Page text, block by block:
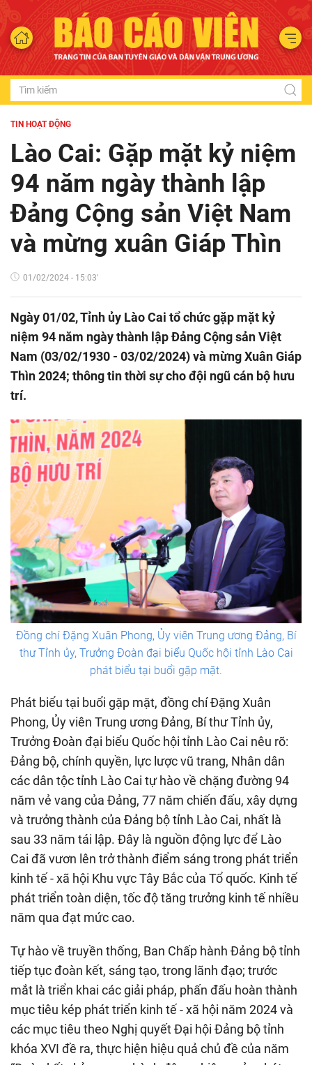
TIN HOẠT ĐỘNG
Lào Cai: Gặp mặt kỷ niệm
94 năm ngày thành lập
Đảng Cộng sản Việt Nam
và mừng xuân Giáp Thìn
01/02/2024 - 15:03'
Ngày 01/02, Tỉnh ủy Lào Cai tổ chức gặp mặt kỷ
niệm 94 năm ngày thành lập Đảng Cộng sản Việt
Nam (03/02/1930 - 03/02/2024) và mừng Xuân Giáp
Thìn 2024; thông tin thời sự cho đội ngũ cán bộ hưu
trí.
Đồng chí Đặng Xuân Phong, Ủy viên Trung ương Đảng, Bí
thư Tỉnh ủy, Trưởng Đoàn đại biểu Quốc hội tỉnh Lào Cai
phát biểu tại buổi gặp mặt.
Phát biểu tại buổi gặp mặt, đồng chí Đặng Xuân
Phong, Ủy viên Trung ương Đảng, Bí thư Tỉnh ủy,
Trưởng Đoàn đại biểu Quốc hội tỉnh Lào Cai nêu rõ:
Đảng bộ, chính quyền, lực lược vũ trang, Nhân dân
các dân tộc tỉnh Lào Cai tự hào về chặng đường 94
năm vẻ vang của Đảng, 77 năm chiến đấu, xây dựng
và trưởng thành của Đảng bộ tỉnh Lào Cai, nhất là
sau 33 năm tái lập. Đây là nguồn động lực để Lào
Cai đã vươn lên trở thành điểm sáng trong phát triển
kinh tế - xã hội Khu vực Tây Bắc của Tổ quốc. Kinh tế
phát triển toàn diện, tốc độ tăng trưởng kinh tế nhiều
năm qua đạt mức cao.
Tự hào về truyền thống, Ban Chấp hành Đảng bộ tỉnh
tiếp tục đoàn kết, sáng tạo, trong lãnh đạo; trước
mắt là triển khai các giải pháp, phấn đấu hoàn thành
mục tiêu kép phát triển kinh tế - xã hội năm 2024 và
các mục tiêu theo Nghị quyết Đại hội Đảng bộ tỉnh
khóa XVI đề ra, thực hiện hiệu quả chủ đề của năm